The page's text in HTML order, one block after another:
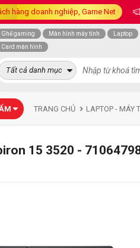
hàng doanh nghiệp, Game Net
Ghế gaming Màn hình máy tính Laptop
Card màn hình
Tất cả danh mục
TRANG CHỦ LAPTOP - MÁY
15 3520 -